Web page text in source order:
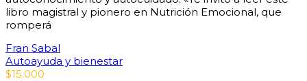
libro magistral y pionero en Nutrición Emocional, que
romperá
Fran Sabal
Autoayuda y bienestar
$15.000